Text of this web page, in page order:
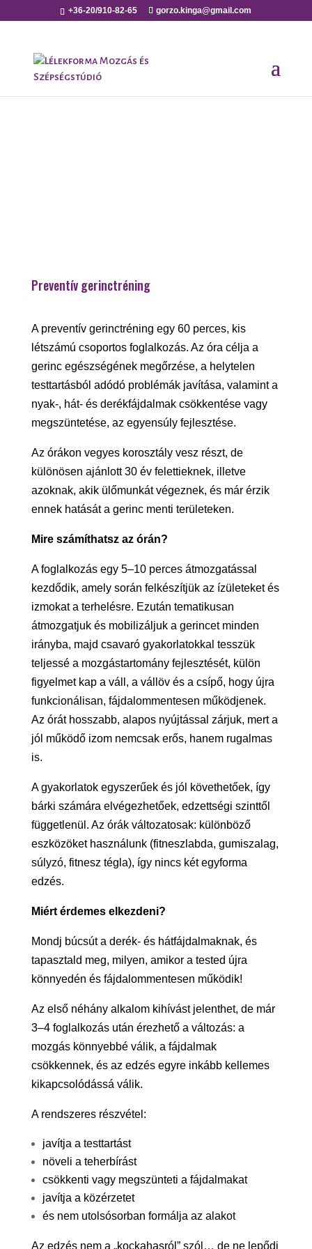
+36-20/910-82-65 gorzo.kinga@gmail.com
Preventív gerinctréning
A preventív gerinctréning egy 60 perces, kis
létszámú csoportos foglalkozás. Az óra célja a
gerinc egészségének megőrzése, a helytelen
testtartásból adódó problémák javítása, valamint a
nyak-, hát- és derékfájdalmak csökkentése vagy
megszüntetése, az egyensúly fejlesztése.
Az órákon vegyes korosztály vesz részt, de
különösen ajánlott 30 év felettieknek, illetve
azoknak, akik ülőmunkát végeznek, és már érzik
ennek hatását a gerinc menti területeken.
Mire számíthatsz az órán?
A foglalkozás egy 5–10 perces átmozgatással
kezdődik, amely során felkészítjük az ízületeket és
izmokat a terhelésre. Ezután tematikusan
átmozgatjuk és mobilizáljuk a gerincet minden
irányba, majd csavaró gyakorlatokkal tesszük
teljessé a mozgástartomány fejlesztését, külön
figyelmet kap a váll, a vállöv és a csípő, hogy újra
funkcionálisan, fájdalommentesen működjenek.
Az órát hosszabb, alapos nyújtással zárjuk, mert a
jól működő izom nemcsak erős, hanem rugalmas
is.
A gyakorlatok egyszerűek és jól követhetőek, így
bárki számára elvégezhetőek, edzettségi szinttől
függetlenül. Az órák változatosak: különböző
eszközöket használunk (fitneszlabda, gumiszalag,
súlyzó, fitnesz tégla), így nincs két egyforma
edzés.
Miért érdemes elkezdeni?
Mondj búcsút a derék- és hátfájdalmaknak, és
tapasztald meg, milyen, amikor a tested újra
könnyedén és fájdalommentesen működik!
Az első néhány alkalom kihívást jelenthet, de már
3–4 foglalkozás után érezhető a változás: a
mozgás könnyebbé válik, a fájdalmak
csökkennek, és az edzés egyre inkább kellemes
kikapcsolódássá válik.
A rendszeres részvétel:
javítja a testtartást
növeli a teherbírást
csökkenti vagy megszünteti a fájdalmakat
javítja a közérzetet
és nem utolsósorban formálja az alakot
Az edzés nem a „kockahasról” szól… de ne lepődj